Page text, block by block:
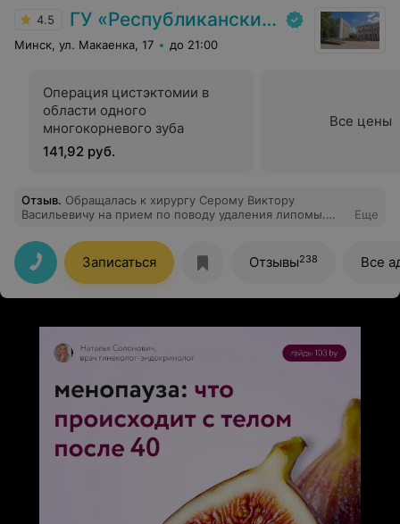
4.5 ГУ «Республиканский научно-практический центр медицинской экспертизы и реабилитаци»
Минск, ул. Макаенка, 17 до 21:00
Операция цистэктомии в
области одного
многокорневого зуба
141,92 руб.
Все цены
Отзыв. Обращалась к хирургу Серому Виктору
Васильевичу на прием по поводу удаления липомы.
операция прошла очень хорошо, результатом
довольна. Особенно радует, что после заживления
шрама практически не видно.
Еще
Записаться Отзывы238 Все